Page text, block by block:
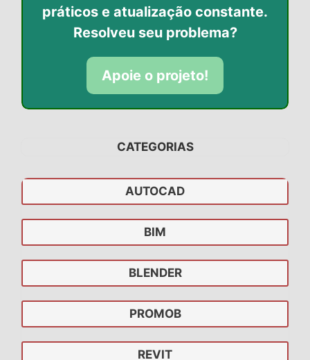
práticos e atualização constante.
Resolveu seu problema?
Apoie o projeto!
CATEGORIAS
AUTOCAD
BIM
BLENDER
PROMOB
REVIT